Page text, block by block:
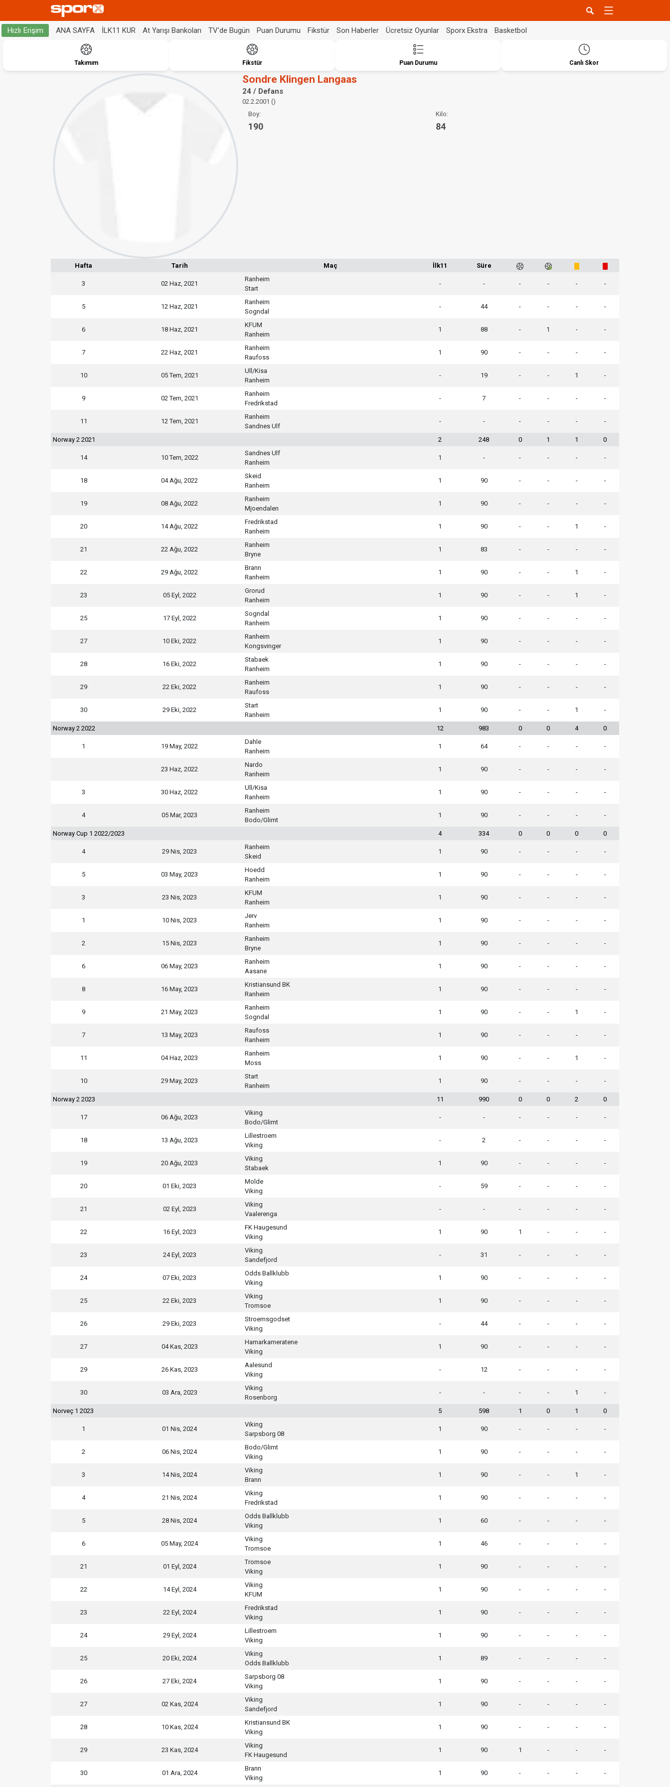
Hızlı Erişim ANA SAYFA İLK11 KUR At Yarışı Bankoları TV'de Bugün Puan Durumu Fikstür Son Haberler Ücretsiz Oyunlar Sporx Ekstra Basketbol
Takımım Fikstür Puan Durumu Canlı Skor
Sondre Klingen Langaas
24 / Defans
02.2.2001 ()
Boy:
190
Kilo:
84
Hafta Tarih Maç İlk11 Süre
3 02 Haz, 2021
Ranheim
Start
- - - - - -
5 12 Haz, 2021
Ranheim
Sogndal
- 44 - - - -
6 18 Haz, 2021
KFUM
Ranheim
1 88 - 1 - -
7 22 Haz, 2021
Ranheim
Raufoss
1 90 - - - -
10 05 Tem, 2021
Ull/Kisa
Ranheim
- 19 - - 1 -
9 02 Tem, 2021
Ranheim
Fredrikstad
- 7 - - - -
11 12 Tem, 2021
Ranheim
Sandnes Ulf
- - - - - -
Norway 2 2021 2 248 0 1 1 0
14 10 Tem, 2022
Sandnes Ulf
Ranheim
1 - - - - -
18 04 Ağu, 2022
Skeid
Ranheim
1 90 - - - -
19 08 Ağu, 2022
Ranheim
Mjoendalen
1 90 - - - -
20 14 Ağu, 2022
Fredrikstad
Ranheim
1 90 - - 1 -
21 22 Ağu, 2022
Ranheim
Bryne
1 83 - - - -
22 29 Ağu, 2022
Brann
Ranheim
1 90 - - 1 -
23 05 Eyl, 2022
Grorud
Ranheim
1 90 - - 1 -
25 17 Eyl, 2022
Sogndal
Ranheim
1 90 - - - -
27 10 Eki, 2022
Ranheim
Kongsvinger
1 90 - - - -
28 16 Eki, 2022
Stabaek
Ranheim
1 90 - - - -
29 22 Eki, 2022
Ranheim
Raufoss
1 90 - - - -
30 29 Eki, 2022
Start
Ranheim
1 90 - - 1 -
Norway 2 2022 12 983 0 0 4 0
1 19 May, 2022
Dahle
Ranheim
1 64 - - - -
23 Haz, 2022
Nardo
Ranheim
1 90 - - - -
3 30 Haz, 2022
Ull/Kisa
Ranheim
1 90 - - - -
4 05 Mar, 2023
Ranheim
Bodo/Glimt
1 90 - - - -
Norway Cup 1 2022/2023 4 334 0 0 0 0
4 29 Nis, 2023
Ranheim
Skeid
1 90 - - - -
5 03 May, 2023
Hoedd
Ranheim
1 90 - - - -
3 23 Nis, 2023
KFUM
Ranheim
1 90 - - - -
1 10 Nis, 2023
Jerv
Ranheim
1 90 - - - -
2 15 Nis, 2023
Ranheim
Bryne
1 90 - - - -
6 06 May, 2023
Ranheim
Aasane
1 90 - - - -
8 16 May, 2023
Kristiansund BK
Ranheim
1 90 - - - -
9 21 May, 2023
Ranheim
Sogndal
1 90 - - 1 -
7 13 May, 2023
Raufoss
Ranheim
1 90 - - - -
11 04 Haz, 2023
Ranheim
Moss
1 90 - - 1 -
10 29 May, 2023
Start
Ranheim
1 90 - - - -
Norway 2 2023 11 990 0 0 2 0
17 06 Ağu, 2023
Viking
Bodo/Glimt
- - - - - -
18 13 Ağu, 2023
Lillestroem
Viking
- 2 - - - -
19 20 Ağu, 2023
Viking
Stabaek
1 90 - - - -
20 01 Eki, 2023
Molde
Viking
- 59 - - - -
21 02 Eyl, 2023
Viking
Vaalerenga
- - - - - -
22 16 Eyl, 2023
FK Haugesund
Viking
1 90 1 - - -
23 24 Eyl, 2023
Viking
Sandefjord
- 31 - - - -
24 07 Eki, 2023
Odds Ballklubb
Viking
1 90 - - - -
25 22 Eki, 2023
Viking
Tromsoe
1 90 - - - -
26 29 Eki, 2023
Stroemsgodset
Viking
- 44 - - - -
27 04 Kas, 2023
Hamarkameratene
Viking
1 90 - - - -
29 26 Kas, 2023
Aalesund
Viking
- 12 - - - -
30 03 Ara, 2023
Viking
Rosenborg
- - - - 1 -
Norveç 1 2023 5 598 1 0 1 0
1 01 Nis, 2024
Viking
Sarpsborg 08
1 90 - - - -
2 06 Nis, 2024
Bodo/Glimt
Viking
1 90 - - - -
3 14 Nis, 2024
Viking
Brann
1 90 - - 1 -
4 21 Nis, 2024
Viking
Fredrikstad
1 90 - - - -
5 28 Nis, 2024
Odds Ballklubb
Viking
1 60 - - - -
6 05 May, 2024
Viking
Tromsoe
1 46 - - - -
21 01 Eyl, 2024
Tromsoe
Viking
1 90 - - - -
22 14 Eyl, 2024
Viking
KFUM
1 90 - - - -
23 22 Eyl, 2024
Fredrikstad
Viking
1 90 - - - -
24 29 Eyl, 2024
Lillestroem
Viking
1 90 - - - -
25 20 Eki, 2024
Viking
Odds Ballklubb
1 89 - - - -
26 27 Eki, 2024
Sarpsborg 08
Viking
1 90 - - - -
27 02 Kas, 2024
Viking
Sandefjord
1 90 - - - -
28 10 Kas, 2024
Kristiansund BK
Viking
1 90 - - - -
29 23 Kas, 2024
Viking
FK Haugesund
1 90 1 - - -
30 01 Ara, 2024
Brann
Viking
1 90 - - - -